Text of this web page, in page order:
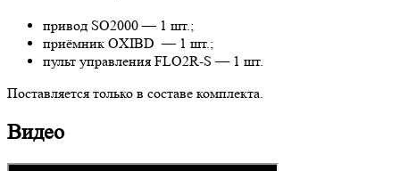
привод SO2000 — 1 шт.;
приёмник OXIBD — 1 шт.;
пульт управления FLO2R-S — 1 шт.
Поставляется только в составе комплекта.
Видео